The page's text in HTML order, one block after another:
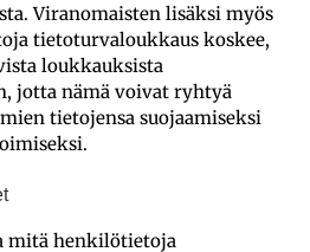
Viranomaisten lisäksi myös
tietoturvaloukkaus koskee,
loukkauksista
jotta nämä voivat ryhtyä
tietojensa suojaamiseksi
mitä henkilötietoja